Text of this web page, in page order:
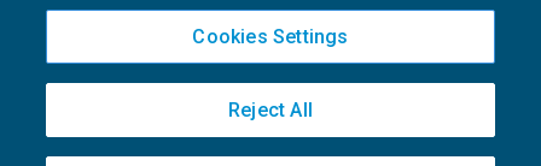
Copyright 2016 ©Gruppo Euroconference S.p.A.v2.32.4
Piazza Luigi Einaudi, 10N01 - 20124 Milano - info@ecnews.it
Cookies Settings
Reject All